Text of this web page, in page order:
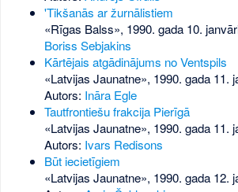
'Tikšanās ar žurnālistiem
«Rīgas Balss», 1990. gada 10.
Boriss Sebjakins
Kārtējais atgādinājums no Ventspils
«Latvijas Jaunatne», 1990. gada 11.
Autors: Ināra Egle
Tautfrontiešu frakcija Pierīgā
«Latvijas Jaunatne», 1990. gada 11.
Autors: Ivars Redisons
Būt iecietīgiem
«Latvijas Jaunatne», 1990. gada 12.